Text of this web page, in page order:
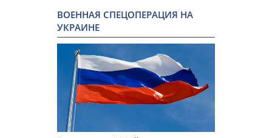
ВОЕННАЯ СПЕЦОПЕРАЦИЯ НА
УКРАИНЕ